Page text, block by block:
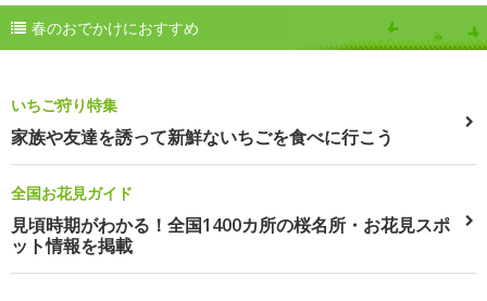
春のおでかけにおすすめ
いちご狩り特集
家族や友達を誘って新鮮ないちごを食べに行こう
全国お花見ガイド
見頃時期がわかる！全国1400カ所の桜名所・お花見スポ
ット情報を掲載